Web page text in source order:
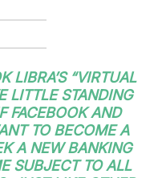
LIBRA’S “VIRTUAL
LITTLE STANDING
FACEBOOK AND
TO BECOME A
A NEW BANKING
SUBJECT TO ALL